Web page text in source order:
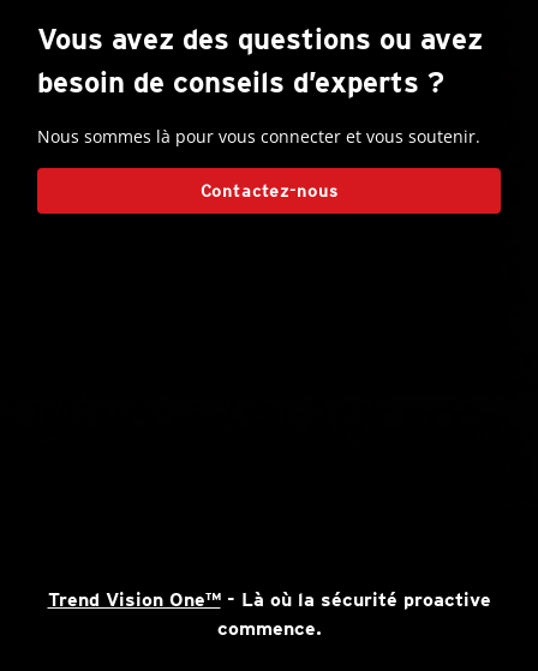
Vous avez des questions ou avez
besoin de conseils d’experts ?
Nous sommes là pour vous connecter et vous soutenir.
Contactez-nous
Trend Vision One™- Là où la sécurité proactive
commence.